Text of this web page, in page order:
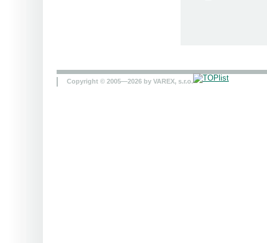
Copyright © 2005—2026 by VAREX, s.r.o.